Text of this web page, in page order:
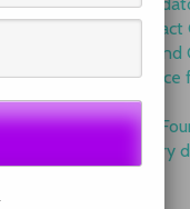
Begins to
IFAC, AICPA
GRI is top
worldwide
GRI and IFRS
complementary